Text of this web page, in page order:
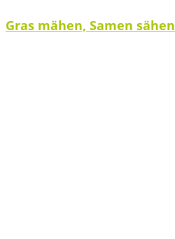
Gras mähen, Samen sähen